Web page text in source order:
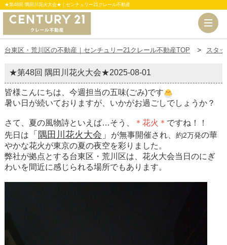
★第48回 隅田川花火大会★｜センチュリー21クレール不動産
台東区・荒川区の不動産｜センチュリー21クレール不動産TOP スタ
★第48回 隅田川花火大会★2025-08-01
皆様こんにちは、今週担当の五味(ごみ)です
暑い日が続いておりますが、いかがお過ごしでしょうか？
さて、夏の風物詩といえば…そう、 ＊花火＊ ですね！！
先日は
「 隅田川花火大会 」 が無事開催され、 約2万発の華
やかな花火が東京の夏の夜空を彩りました。
弊社が拠点とする台東区・荒川区は、花火大会当日のにぎ
わいを間近に感じられる場所でもあります。